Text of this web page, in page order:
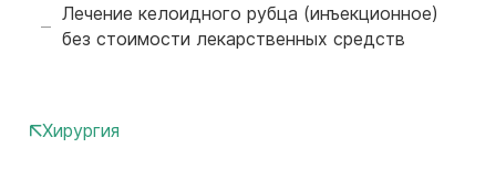
Лечение келоидного рубца (инъекционное)
без стоимости лекарственных средств
Хирургия